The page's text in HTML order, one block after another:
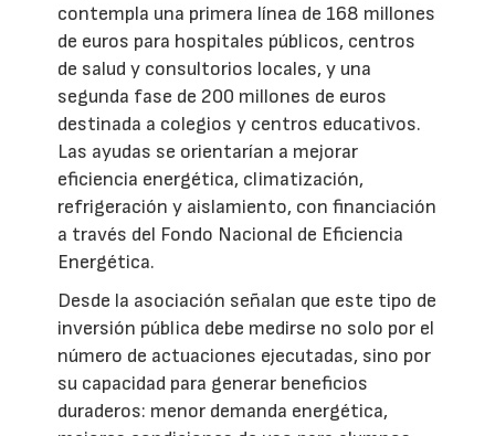
contempla una primera línea de 168 millones
de euros para hospitales públicos, centros
de salud y consultorios locales, y una
segunda fase de 200 millones de euros
destinada a colegios y centros educativos.
Las ayudas se orientarían a mejorar
eficiencia energética, climatización,
refrigeración y aislamiento, con financiación
a través del Fondo Nacional de Eficiencia
Energética.
Desde la asociación señalan que este tipo de
inversión pública debe medirse no solo por el
número de actuaciones ejecutadas, sino por
su capacidad para generar beneficios
duraderos: menor demanda energética,